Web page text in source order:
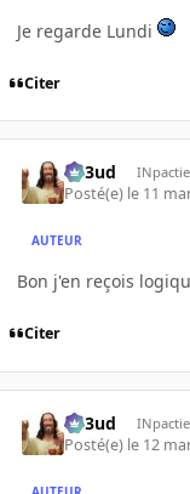
Je regarde Lundi
Citer
Sp3ud
Posté(e) le 11
AUTEUR
Bon j'en reçois
Citer
Sp3ud
Posté(e) le 12